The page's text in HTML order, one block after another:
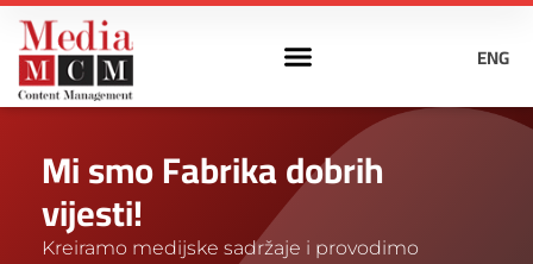
ENG
Mi smo Fabrika dobrih
vijesti!
Kreiramo medijske sadržaje i provodimo